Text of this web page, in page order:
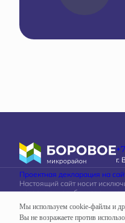
г.
Проектная декларация на
Настоящий сайт носит
материалы, опубликованные
определяемой положениями
Мы используем cookie-файлы и
Вы не возражаете против